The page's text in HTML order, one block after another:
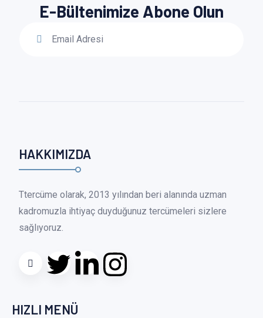
E-Bültenimize Abone Olun
HAKKIMIZDA
Ttercüme olarak, 2013 yılından beri alanında uzman
kadromuzla ihtiyaç duyduğunuz tercümeleri sizlere
sağlıyoruz.
HIZLI MENÜ